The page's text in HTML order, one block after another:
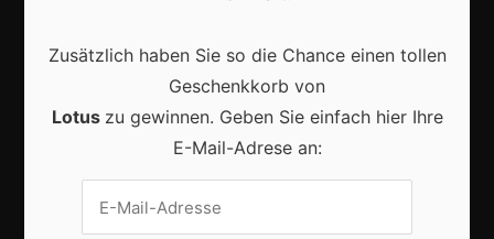
Karneval in Berlin erleben: Kreativität, Kultur und
Gemeinschaft auf einzigartige Weise entdecken
Zusätzlich haben Sie so die Chance einen tollen
Geschenkkorb von
Lotus zu gewinnen. Geben Sie einfach hier Ihre
E-Mail-Adrese an: